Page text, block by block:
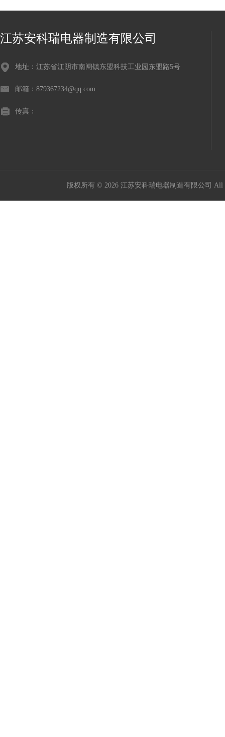
江苏安科瑞电器制造有限公司
地址：江苏省江阴市南闸镇东盟科技工业园东盟路5号
邮箱：879367234@qq.com
传真：
版权所有 © 2026 江苏安科瑞电器制造有限公司